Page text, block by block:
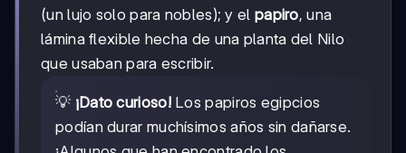
(un lujo solo para nobles); y el papiro, una
lámina flexible hecha de una planta del Nilo
que usaban para escribir.
💡 ¡Dato curioso!Los papiros egipcios
podían durar muchísimos años sin dañarse.